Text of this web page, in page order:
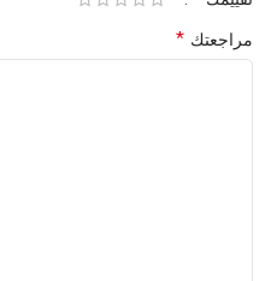
مراجعتك *